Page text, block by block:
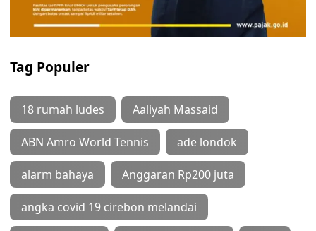
Tag Populer
18 rumah ludes Aaliyah Massaid
ABN Amro World Tennis ade londok
alarm bahaya Anggaran Rp200 juta
angka covid 19 cirebon melandai